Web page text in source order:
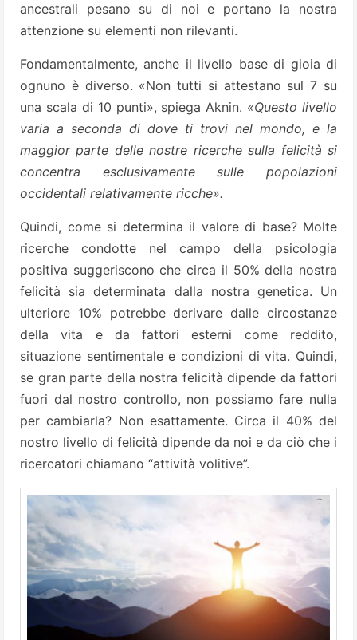
ancestrali pesano su di noi e portano la nostra
attenzione su elementi non rilevanti.
Fondamentalmente, anche il livello base di gioia di
ognuno è diverso. «Non tutti si attestano sul 7 su
una scala di 10 punti», spiega Aknin. «Questo livello
varia a seconda di dove ti trovi nel mondo, e la
maggior parte delle nostre ricerche sulla felicità si
concentra esclusivamente sulle popolazioni
occidentali relativamente ricche».
Quindi, come si determina il valore di base? Molte
ricerche condotte nel campo della psicologia
positiva suggeriscono che circa il 50% della nostra
felicità sia determinata dalla nostra genetica. Un
ulteriore 10% potrebbe derivare dalle circostanze
della vita e da fattori esterni come reddito,
situazione sentimentale e condizioni di vita. Quindi,
se gran parte della nostra felicità dipende da fattori
fuori dal nostro controllo, non possiamo fare nulla
per cambiarla? Non esattamente. Circa il 40% del
nostro livello di felicità dipende da noi e da ciò che i
ricercatori chiamano “attività volitive”.